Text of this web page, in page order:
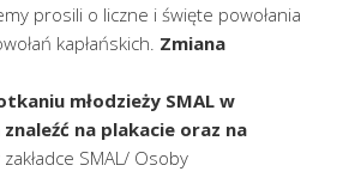
prosili o liczne i święte powołania
kapłańskich. Zmiana
młodzieży SMAL w
na plakacie oraz na
SMAL/ Osoby